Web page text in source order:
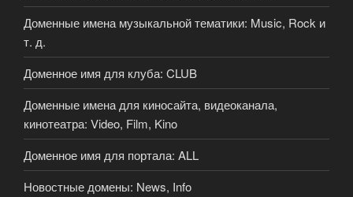
Доменные имена музыкальной тематики: Music, Rock и
т. д.
Доменное имя для клуба: CLUB
Доменные имена для киносайта, видеоканала,
кинотеатра: Video, Film, Kino
Доменное имя для портала: ALL
Новостные домены: News, Info